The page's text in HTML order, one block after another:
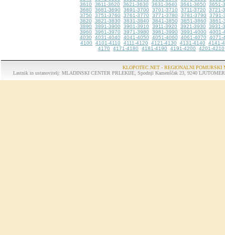
3610
3611-3620 3621-3630 3631-3640 3641-3650
3651-
3680
3681-3690 3691-3700 3701-3710 3711-3720
3721-
3750
3751-3760 3761-3770 3771-3780 3781-3790
3791-
3820
3821-3830 3831-3840 3841-3850 3851-3860
3861-
3890
3891-3900 3901-3910 3911-3920 3921-3930
3931-
3960
3961-3970 3971-3980 3981-3990 3991-4000
4001-
4030
4031-4040 4041-4050 4051-4060 4061-4070
4071-
4100
4101-4110 4111-4120 4121-4130 4131-4140
4141-
4170
4171-4180 4181-4190 4191-4200 4201-4210
KLOPOTEC.NET - REGIONALNI POMURSKI
Lastnik in ustanovitelj: MLADINSKI CENTER PRLEKIJE, Spodnji Kamenščak 23, 9240